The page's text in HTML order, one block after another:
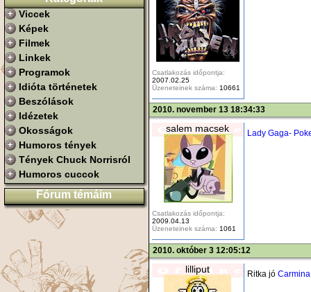
Viccek
Képek
Filmek
Linkek
Programok
Idióta történetek
Beszólások
Idézetek
Okosságok
Humoros tények
Tények Chuck Norrisról
Humoros cuccok
Fórum témáim
Csatlakozás időpontja:
2007.02.25
Üzeneteinek száma: 10661
2010. november 13 18:34:33
salem macsek
Csatlakozás időpontja:
2009.04.13
Üzeneteinek száma: 1061
Lady Gaga-
2010. október 3 12:05:12
lilliput Ritka jó